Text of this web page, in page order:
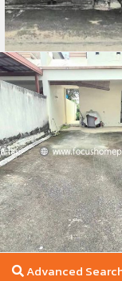
Advanced